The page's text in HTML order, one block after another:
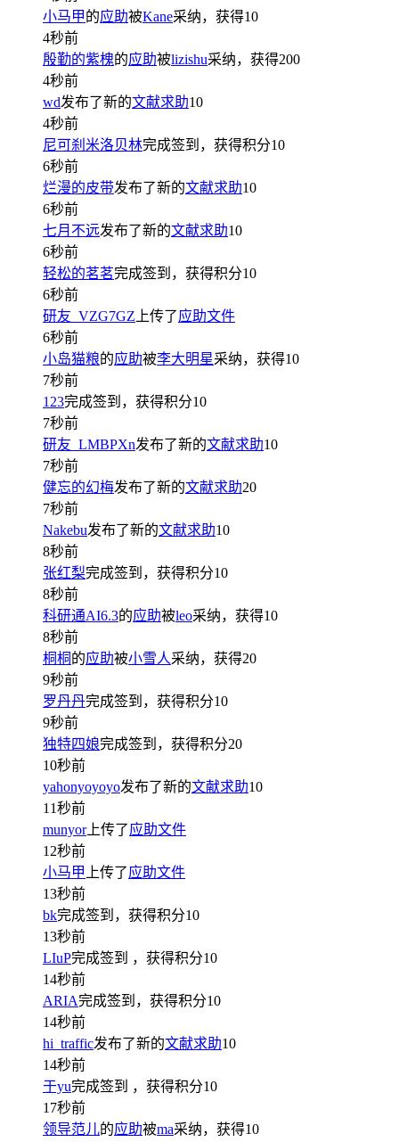
小马甲的应助被Kane采纳，获得10
4秒前
殷勤的紫槐的应助被lizishu采纳，获得200
4秒前
wd发布了新的文献求助10
4秒前
尼可刹米洛贝林完成签到，获得积分10
6秒前
烂漫的皮带发布了新的文献求助10
6秒前
七月不远发布了新的文献求助10
6秒前
轻松的茗茗完成签到，获得积分10
6秒前
研友_VZG7GZ 上传了应助文件
6秒前
小岛猫粮的应助被李大明星采纳，获得10
7秒前
123完成签到，获得积分10
7秒前
研友_LMBPXn发布了新的文献求助10
7秒前
健忘的幻梅发布了新的文献求助20
7秒前
Nakebu发布了新的文献求助10
8秒前
张红梨完成签到，获得积分10
8秒前
科研通AI6.3的应助被leo采纳，获得10
8秒前
桐桐 的应助被小雪人采纳，获得20
9秒前
罗丹丹完成签到，获得积分10
9秒前
独特四娘完成签到，获得积分20
10秒前
yahonyoyoyo发布了新的文献求助10
11秒前
munyor上传了应助文件
12秒前
小马甲 上传了应助文件
13秒前
bk完成签到，获得积分10
13秒前
LIuP完成签到 ，获得积分10
14秒前
ARIA完成签到，获得积分10
14秒前
hi_traffic发布了新的文献求助10
14秒前
于yu完成签到 ，获得积分10
17秒前
领导范儿的应助被ma采纳，获得10